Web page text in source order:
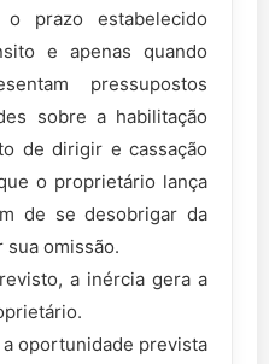
o prazo estabelecido
e apenas quando
pressupostos
sobre a habilitação
de dirigir e cassação
o proprietário lança
de se desobrigar da
sua omissão.
a inércia gera a
oportunidade prevista